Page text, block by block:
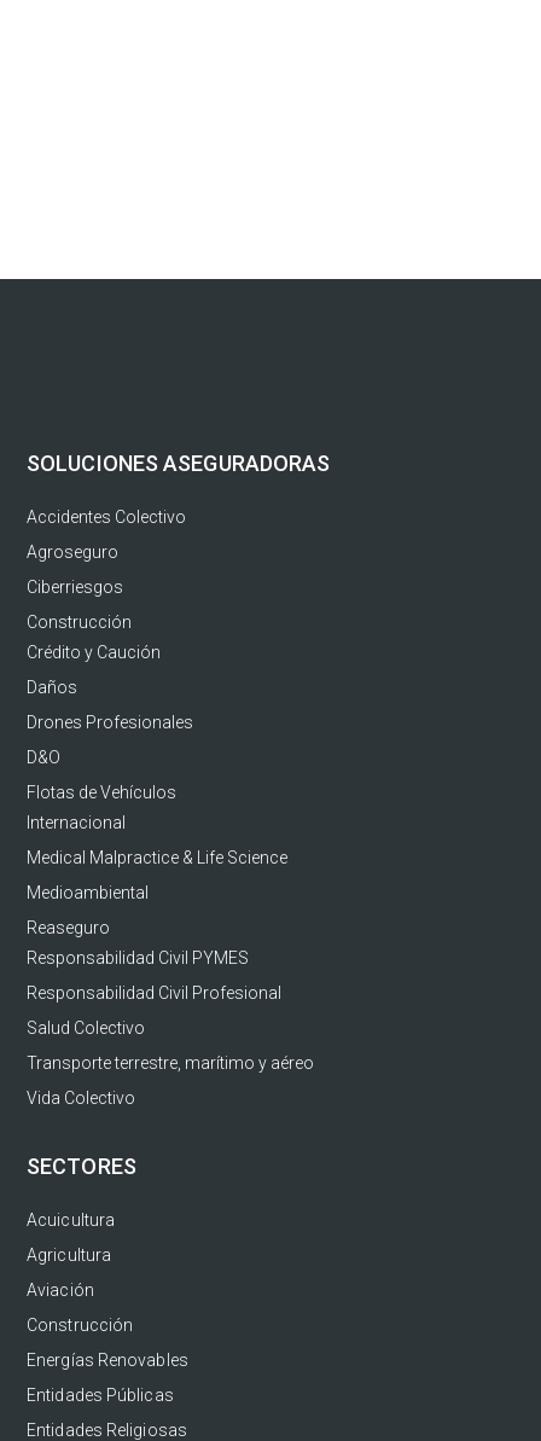
SOLUCIONES ASEGURADORAS
Accidentes Colectivo
Agroseguro
Ciberriesgos
Construcción
Crédito y Caución
Daños
Drones Profesionales
D&O
Flotas de Vehículos
Internacional
Medical Malpractice & Life Science
Medioambiental
Reaseguro
Responsabilidad Civil PYMES
Responsabilidad Civil Profesional
Salud Colectivo
Transporte terrestre, marítimo y aéreo
Vida Colectivo
SECTORES
Acuicultura
Agricultura
Aviación
Construcción
Energías Renovables
Entidades Públicas
Entidades Religiosas